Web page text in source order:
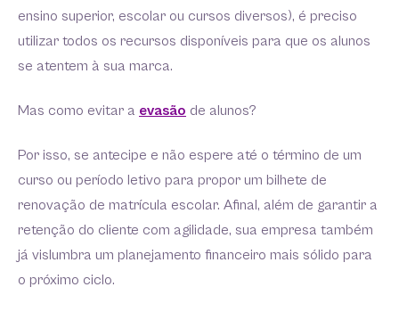
ensino superior, escolar ou cursos diversos), é preciso
utilizar todos os recursos disponíveis para que os alunos
se atentem à sua marca.
Mas como evitar a evasão de alunos?
Por isso, se antecipe e não espere até o término de um
curso ou período letivo para propor um bilhete de
renovação de matrícula escolar. Afinal, além de garantir a
retenção do cliente com agilidade, sua empresa também
já vislumbra um planejamento financeiro mais sólido para
o próximo ciclo.